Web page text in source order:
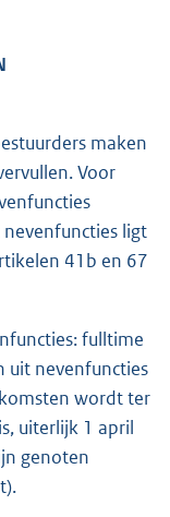
maken
Voor
ligt
41b en 67
fulltime
uit nevenfuncties
wordt ter
uiterlijk 1 april
genoten